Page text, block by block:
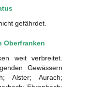
gefährdet.
Oberfranken
weit verbreitet.
Gewässern
Alster; Aurach;